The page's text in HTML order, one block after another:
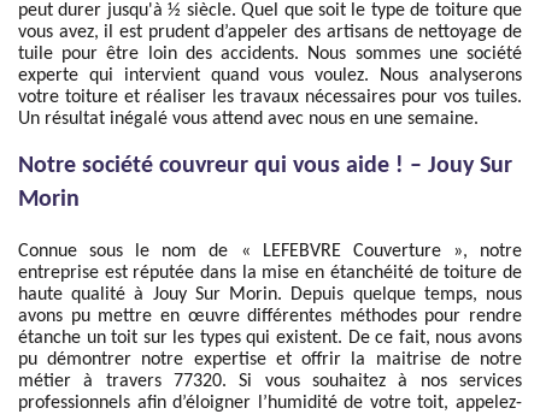
peut durer jusqu'à ½ siècle. Quel que soit le type de toiture que
vous avez, il est prudent d’appeler des artisans de nettoyage de
tuile pour être loin des accidents. Nous sommes une société
experte qui intervient quand vous voulez. Nous analyserons
votre toiture et réaliser les travaux nécessaires pour vos tuiles.
Un résultat inégalé vous attend avec nous en une semaine.
Notre société couvreur qui vous aide ! – Jouy Sur
Morin
Connue sous le nom de « LEFEBVRE Couverture », notre
entreprise est réputée dans la mise en étanchéité de toiture de
haute qualité à Jouy Sur Morin. Depuis quelque temps, nous
avons pu mettre en œuvre différentes méthodes pour rendre
étanche un toit sur les types qui existent. De ce fait, nous avons
pu démontrer notre expertise et offrir la maitrise de notre
métier à travers 77320. Si vous souhaitez à nos services
professionnels afin d’éloigner l’humidité de votre toit, appelez-